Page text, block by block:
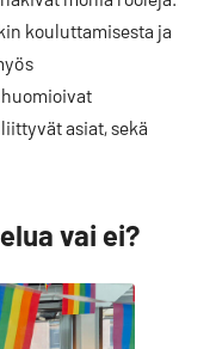
kouluttamisesta ja
asiat, sekä
vai ei?